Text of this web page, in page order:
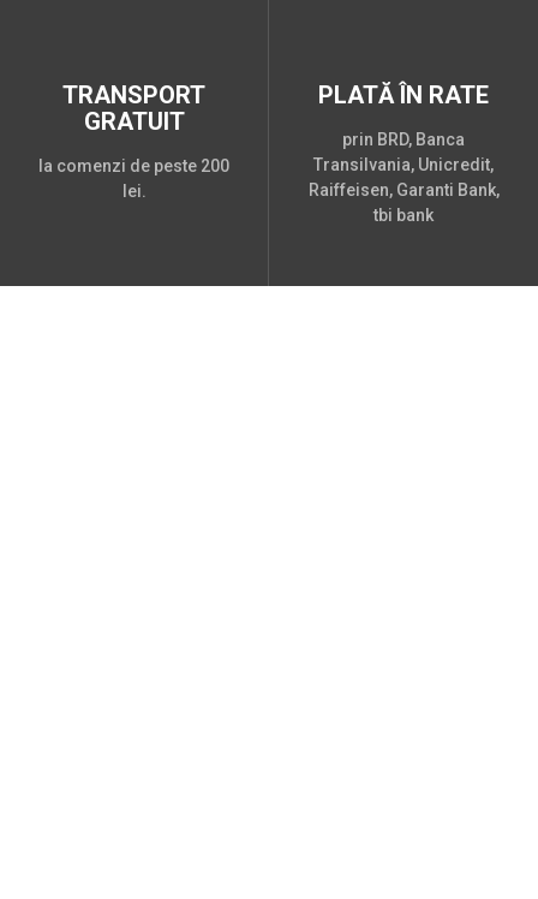
TRANSPORT
GRATUIT
la comenzi de peste 200
lei.
PLATĂ ÎN RATE
prin BRD, Banca
Transilvania, Unicredit,
Raiffeisen, Garanti Bank,
tbi bank